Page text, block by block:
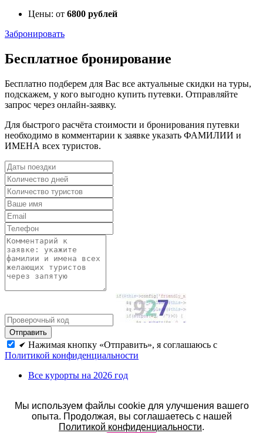
Мы используем файлы cookie для улучшения вашего
опыта. Продолжая, вы соглашаетесь с нашей
Политикой конфиденциальности.
Цены: от 6800 рублей
Забронировать
Бесплатное бронирование
Бесплатно подберем для Вас все актуальные скидки на туры,
подскажем, у кого выгодно купить путевки. Отправляйте
запрос через онлайн-заявку.
Для быстрого расчёта стоимости и бронирования путевки
необходимо в комментарии к заявке указать ФАМИЛИИ и
ИМЕНА всех туристов.
Нажимая кнопку «Отправить», я соглашаюсь с
Политикой конфиденциальности
Все курорты на 2026 год
Политика конфиденциальности
Размещение на сайте